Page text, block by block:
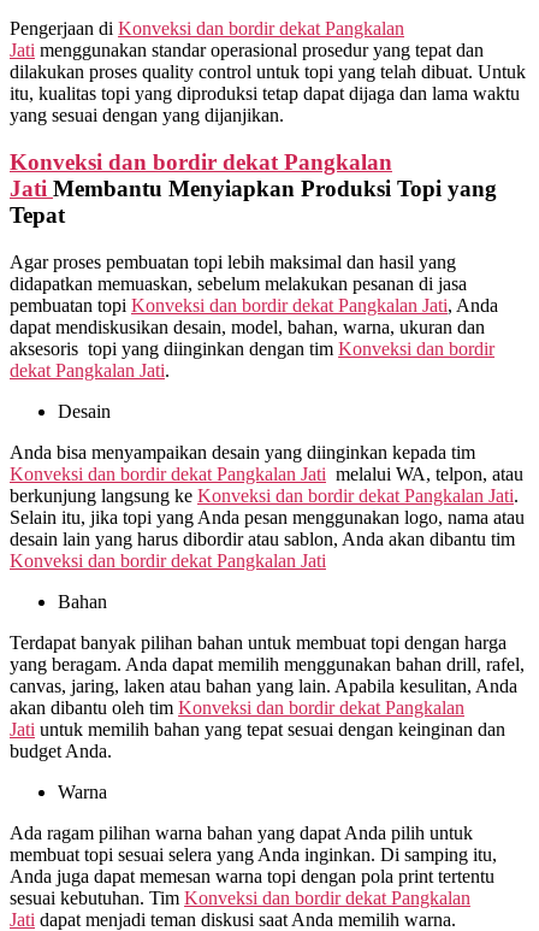
Pengerjaan di Konveksi dan bordir dekat Pangkalan
Jati menggunakan standar operasional prosedur yang tepat dan
dilakukan proses quality control untuk topi yang telah dibuat. Untuk
itu, kualitas topi yang diproduksi tetap dapat dijaga dan lama waktu
yang sesuai dengan yang dijanjikan.
Konveksi dan bordir dekat Pangkalan
Jati Membantu Menyiapkan Produksi Topi yang
Tepat
Agar proses pembuatan topi lebih maksimal dan hasil yang
didapatkan memuaskan, sebelum melakukan pesanan di jasa
pembuatan topi Konveksi dan bordir dekat Pangkalan Jati, Anda
dapat mendiskusikan desain, model, bahan, warna, ukuran dan
aksesoris topi yang diinginkan dengan tim Konveksi dan bordir
dekat Pangkalan Jati.
Desain
Anda bisa menyampaikan desain yang diinginkan kepada tim
Konveksi dan bordir dekat Pangkalan Jati melalui WA, telpon, atau
berkunjung langsung ke Konveksi dan bordir dekat Pangkalan Jati.
Selain itu, jika topi yang Anda pesan menggunakan logo, nama atau
desain lain yang harus dibordir atau sablon, Anda akan dibantu tim
Konveksi dan bordir dekat Pangkalan Jati
Bahan
Terdapat banyak pilihan bahan untuk membuat topi dengan harga
yang beragam. Anda dapat memilih menggunakan bahan drill, rafel,
canvas, jaring, laken atau bahan yang lain. Apabila kesulitan, Anda
akan dibantu oleh tim Konveksi dan bordir dekat Pangkalan
Jati untuk memilih bahan yang tepat sesuai dengan keinginan dan
budget Anda.
Warna
Ada ragam pilihan warna bahan yang dapat Anda pilih untuk
membuat topi sesuai selera yang Anda inginkan. Di samping itu,
Anda juga dapat memesan warna topi dengan pola print tertentu
sesuai kebutuhan. Tim Konveksi dan bordir dekat Pangkalan
Jati dapat menjadi teman diskusi saat Anda memilih warna.